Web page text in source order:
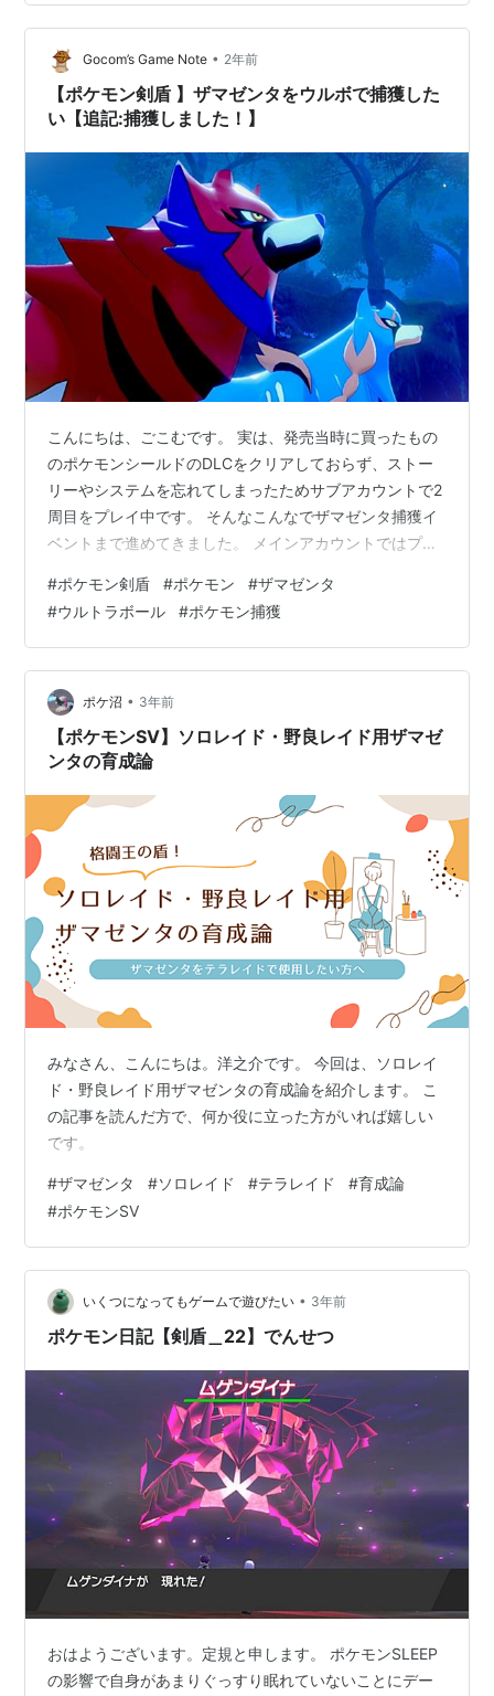
とめ イベントの詳細 開催期間 ：2024年10月12日
(土)14:00〜17:00 対象ポケモン：メガクチート ※初実装
個人的感想：メガクチート自体はバトル…
Gocom’s Game Note • 2年前
【ポケモン剣盾 】ザマゼンタをウルボで捕獲した
い【追記:捕獲しました！】
こんにちは、ごこむです。 実は、発売当時に買ったもの
のポケモンシールドのDLCをクリアしておらず、ストー
リーやシステムを忘れてしまったためサブアカウントで2
周目をプレイ中です。 そんなこんなでザマゼンタ捕獲イ
ベントまで進めてきました。 メインアカウントではプレ
ラボールでザマゼンタを捕まえたいと、ちょっといろい
ろ考えた備忘録です。 ザシアンでもいけるんじゃないか
な？ 2024/09/23 捕獲に成功しました！下の方に追記し
てあります。やったー！
#ポケモン剣盾 #ポケモン #ザマゼンタ
#ウルトラボール #ポケモン捕獲
ポケ沼 • 3年前
【ポケモンSV】ソロレイド・野良レイド用ザマゼ
ンタの育成論
みなさん、こんにちは。洋之介です。 今回は、ソロレイ
ド・野良レイド用ザマゼンタの育成論を紹介します。 こ
の記事を読んだ方で、何か役に立った方がいれば嬉しい
です。
#ザマゼンタ #ソロレイド #テラレイド #育成論
#ポケモンSV
いくつになってもゲームで遊びたい • 3年前
ポケモン日記【剣盾＿22】でんせつ
おはようございます。定規と申します。 ポケモンSLEEP
の影響で自身があまりぐっすり眠れていないことにデー